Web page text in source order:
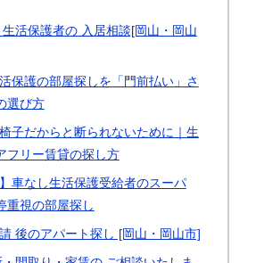
活保護者の 入居相談[岡山・岡山
保護の部屋探しを「門前払い」さ
選び方
椅子だからと断られないために｜生
フリー賃貸の探し方
】車なし生活保護受給者のスーパ
重視の部屋探し
後のアパート探し [岡山・岡山市]